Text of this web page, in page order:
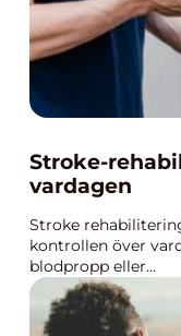
Stroke-
vardagen
Stroke
kontrollen över
blodpropp eller...